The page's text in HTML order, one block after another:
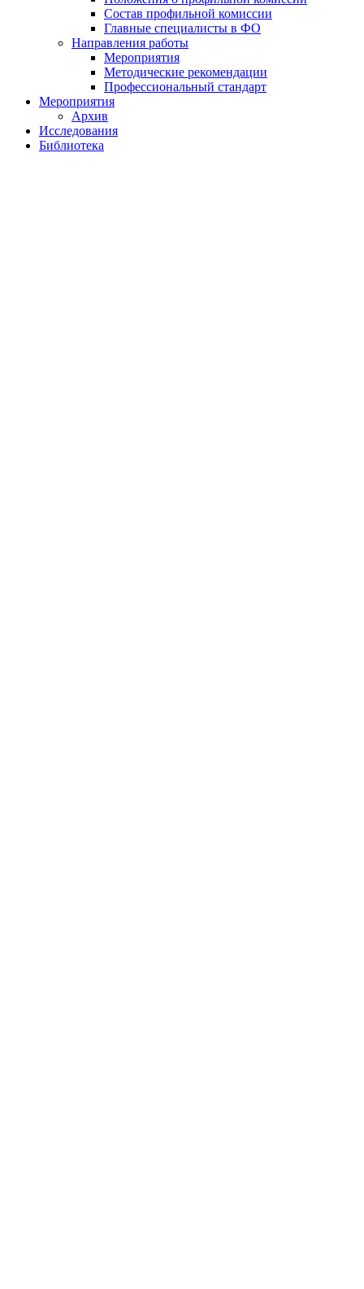
Состав профильной комиссии
Главные специалисты в ФО
Направления работы
Мероприятия
Методические рекомендации
Профессиональный стандарт
Мероприятия
Архив
Исследования
Библиотека